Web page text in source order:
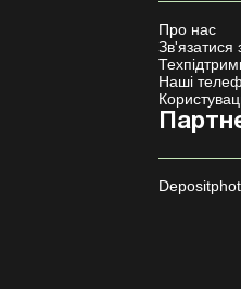
Про нас
Зв'язатися
Наші